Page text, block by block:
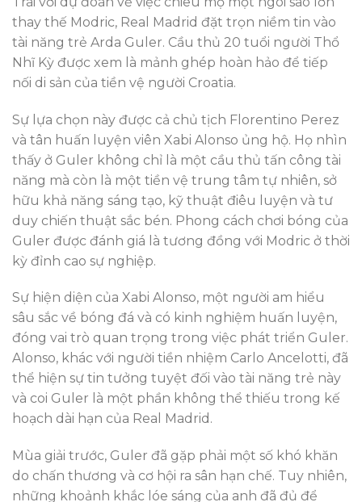
thay thế Modric, Real Madrid đặt trọn niềm tin vào
tài năng trẻ Arda Guler. Cầu thủ 20 tuổi người Thổ
Nhĩ Kỳ được xem là mảnh ghép hoàn hảo để tiếp
nối di sản của tiền vệ người Croatia.
Sự lựa chọn này được cả chủ tịch Florentino Perez
và tân huấn luyện viên Xabi Alonso ủng hộ. Họ nhìn
thấy ở Guler không chỉ là một cầu thủ tấn công tài
năng mà còn là một tiền vệ trung tâm tự nhiên, sở
hữu khả năng sáng tạo, kỹ thuật điêu luyện và tư
duy chiến thuật sắc bén. Phong cách chơi bóng của
Guler được đánh giá là tương đồng với Modric ở thời
kỳ đỉnh cao sự nghiệp.
Sự hiện diện của Xabi Alonso, một người am hiểu
sâu sắc về bóng đá và có kinh nghiệm huấn luyện,
đóng vai trò quan trọng trong việc phát triển Guler.
Alonso, khác với người tiền nhiệm Carlo Ancelotti, đã
thể hiện sự tin tưởng tuyệt đối vào tài năng trẻ này
và coi Guler là một phần không thể thiếu trong kế
hoạch dài hạn của Real Madrid.
Mùa giải trước, Guler đã gặp phải một số khó khăn
do chấn thương và cơ hội ra sân hạn chế. Tuy nhiên,
những khoảnh khắc lóe sáng của anh đã đủ để